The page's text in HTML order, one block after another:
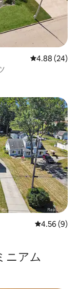
レビュー24
4.88 (24)
レビュー9
4.56 (9)
ニアム